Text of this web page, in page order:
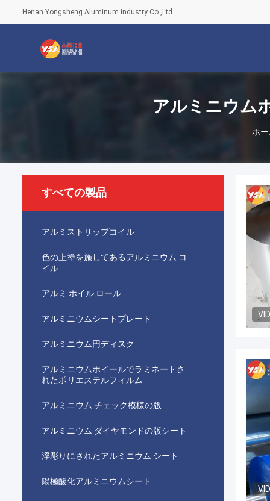
Henan Yongsheng Aluminum Industry Co.,Ltd.
アルミニウム
ホ
すべての製品
アルミストリップコイル
色の上塗を施してあるアルミニウム コ
イル
アルミ ホイル ロール
アルミニウムシートプレート
アルミニウム円ディスク
アルミニウムホイールでラミネートさ
れたポリエステルフィルム
アルミニウム チェック模様の版
アルミニウム ダイヤモンドの版シート
浮彫りにされたアルミニウム シート
陽極酸化アルミニウムシート